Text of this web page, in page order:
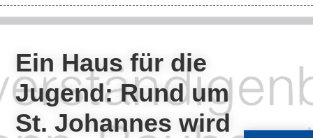
Ein Haus für die
Jugend: Rund um
St. Johannes wird